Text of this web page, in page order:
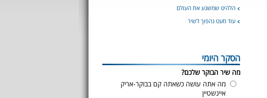
הלהיט שמשגע את העולם
עוד מעט נהפוך לשיר
הסקר היומי
מה שיר הבוקר שלכם?
מה אתה עושה כשאתה קם בבוקר-אריק
איינשטיין